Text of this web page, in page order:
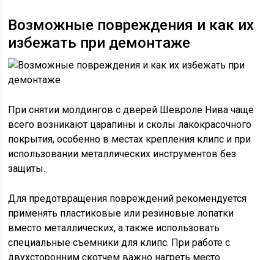
Возможные повреждения и как их
избежать при демонтаже
При снятии молдингов с дверей Шевроле Нива чаще
всего возникают царапины и сколы лакокрасочного
покрытия, особенно в местах крепления клипс и при
использовании металлических инструментов без
защиты.
Для предотвращения повреждений рекомендуется
применять пластиковые или резиновые лопатки
вместо металлических, а также использовать
специальные съемники для клипс. При работе с
двухсторонним скотчем важно нагреть место